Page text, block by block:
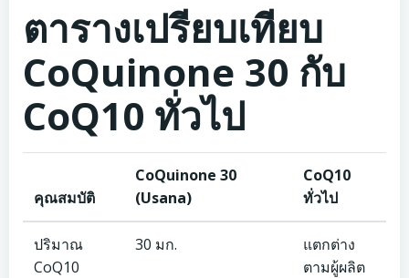
ตารางเปรียบเทียบ
CoQuinone 30 กับ
CoQ10 ทั่วไป
คุณสมบัติ
CoQuinone 30
(Usana)
CoQ10
ทั่วไป
ปริมาณ
CoQ10
30 มก.
แตกต่าง
ตามผู้ผลิต